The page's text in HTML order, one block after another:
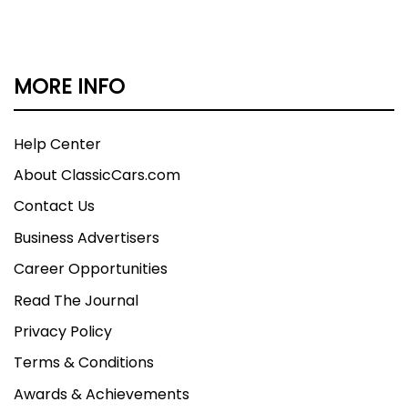
MORE INFO
Help Center
About ClassicCars.com
Contact Us
Business Advertisers
Career Opportunities
Read The Journal
Privacy Policy
Terms & Conditions
Awards & Achievements